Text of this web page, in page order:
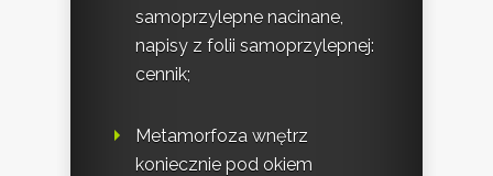
samoprzylepne nacinane,
napisy z folii samoprzylepnej:
cennik;
Metamorfoza wnętrz
koniecznie pod okiem